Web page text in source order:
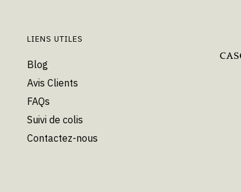
LIENS UTILES
Blog
Avis Clients
FAQs
Suivi de colis
Contactez-nous